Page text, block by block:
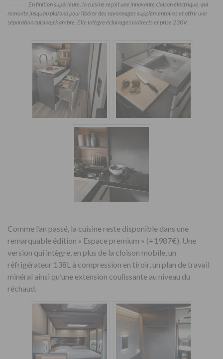
En finition supérieure, la cuisine reçoit une innovante cloison électrique, qui
remonte jusqu’au plafond pour libérer des rayonnages supplémentaires et offrir une
séparation cuisine/chambre. Elle intègre éclairages indirects et prise 230V.
Comme l’an passé, la cuisine reste disponible dans une
remarquable édition « Espace premium » (+1987€). Une
version qui intègre, en plus de la cloison mobile, un
réfrigérateur 138L à compression en tiroir, un plan de travail
minéral ainsi qu’une extension coulissante au niveau du
réchaud.